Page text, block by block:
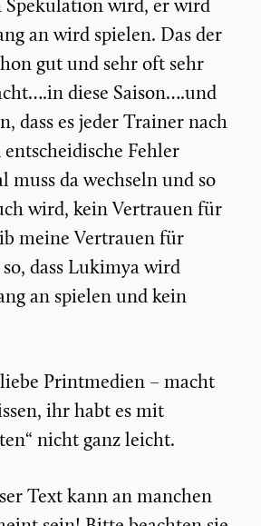
Spekulation wird, er wird
an wird spielen. Das der
gut und sehr oft sehr
diese Saison….und
dass es jeder Trainer nach
Fehler
muss da wechseln und so
wird, kein Vertrauen für
meine Vertrauen für
dass Lukimya wird
an spielen und kein
Printmedien – macht
ihr habt es mit
nicht ganz leicht.
Text kann an manchen